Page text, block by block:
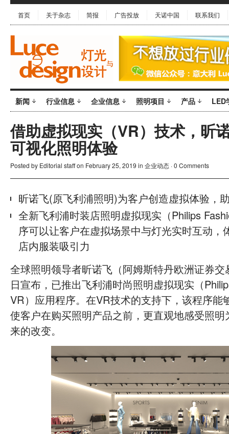
首页 关于杂志 简报 广告投放 天诺中国 联系我们
新闻 行业信息 企业信息 照明项目 产品 LED
借助虚拟现实（VR）技术，昕
可视化照明体验
Posted by Editorial staffon February 25, 2019 in 企业动态 ·0 Comments
昕诺飞(原飞利浦照明)为客户创造虚拟体验，
全新飞利浦时装店照明虚拟现实（Philips
序可以让客户在虚拟场景中与灯光实时互动，
店内服装吸引力
全球照明领导者昕诺飞（阿姆斯特丹欧洲证券
日宣布，已推出飞利浦时尚照明虚拟现实（
VR）应用程序。在VR技术的支持下，该程序能
使客户在购买照明产品之前，更直观地感受照
来的改变。